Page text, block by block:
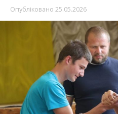
Опубліковано 25.05.2026